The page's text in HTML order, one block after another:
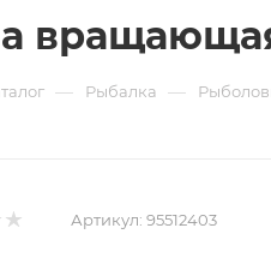
— Рыбалка —
Артикул: 95512403